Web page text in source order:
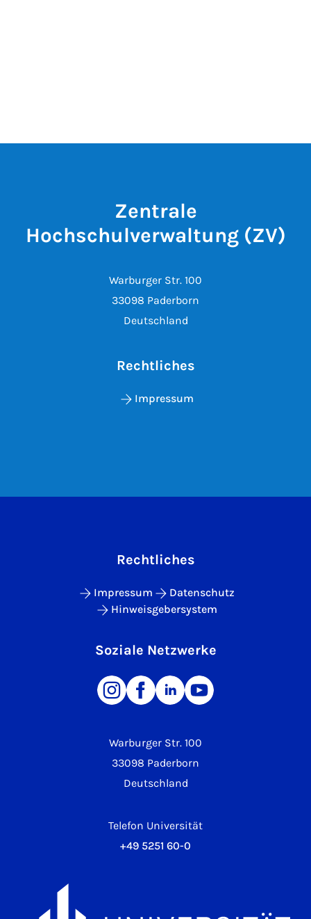
Zentrale
Hochschulverwaltung (ZV)
Warburger Str. 100
33098 Paderborn
Deutschland
Rechtliches
Impressum
Warburger Str. 100
33098 Paderborn
Deutschland
Telefon Universität
+49 5251 60-0
Rechtliches
Impressum
Datenschutz
Hinweisgebersystem
Soziale Netzwerke